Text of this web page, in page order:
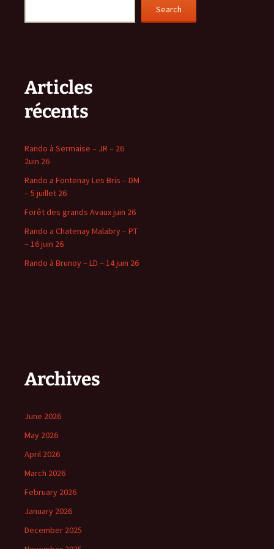
Search
Articles
récents
Rando à Sermaise – JR – 26
2uin 26
Rando a Fontenay Les Bris – DM
– 5 juillet 26
Forêt des grands Avaux juin 26
Rando a Chatenay Malabry – PT
– 16 juin 26
Rando à Brunoy – LD – 14 juin 26
Archives
June 2026
May 2026
April 2026
March 2026
February 2026
January 2026
December 2025